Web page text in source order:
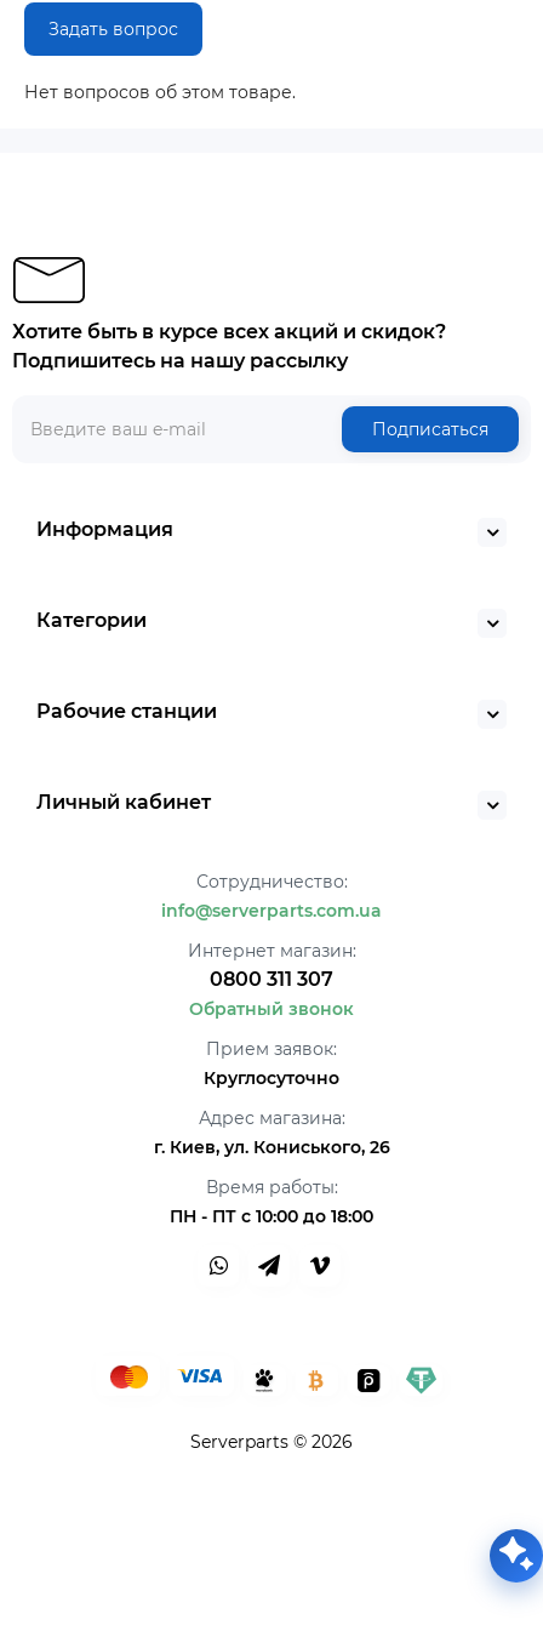
Задать вопрос
Нет вопросов об этом товаре.
Хотите быть в курсе всех акций и скидок?
Подпишитесь на нашу рассылку
Подписаться
Информация
Категории
Рабочие станции
Личный кабинет
Сотрудничество:
info@serverparts.com.ua
Интернет магазин:
0800 311 307
Обратный звонок
Прием заявок:
Круглосуточно
Адрес магазина:
г. Киев, ул. Кониського, 26
Время работы:
ПН - ПТ с 10:00 до 18:00
Serverparts © 2026